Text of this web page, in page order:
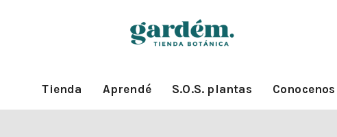
Tienda Aprendé S.O.S. plantas Conocenos